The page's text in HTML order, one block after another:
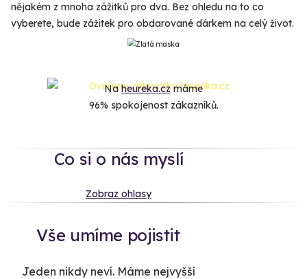
nějakém z mnoha zážitků pro dva. Bez ohledu na to co
vyberete, bude zážitek pro obdarované dárkem na celý život.
Naheureka.czmáme
96% spokojenost zákazníků.
Co si o nás myslí
Zobraz ohlasy
Vše umíme pojistit
Jeden nikdy neví. Máme nejvyšší